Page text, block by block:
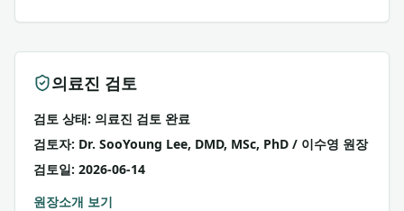
의료진 검토
검토 상태: 의료진 검토 완료
검토자: Dr. SooYoung Lee, DMD, MSc, PhD / 이수영 원장
검토일: 2026-06-14
원장소개 보기